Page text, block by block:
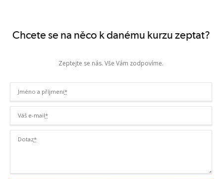
Chcete se na něco k danému kurzu zeptat?
Zeptejte se nás. Vše Vám zodpovíme.
Jméno a příjmení*
Váš e-mail*
Dotaz*